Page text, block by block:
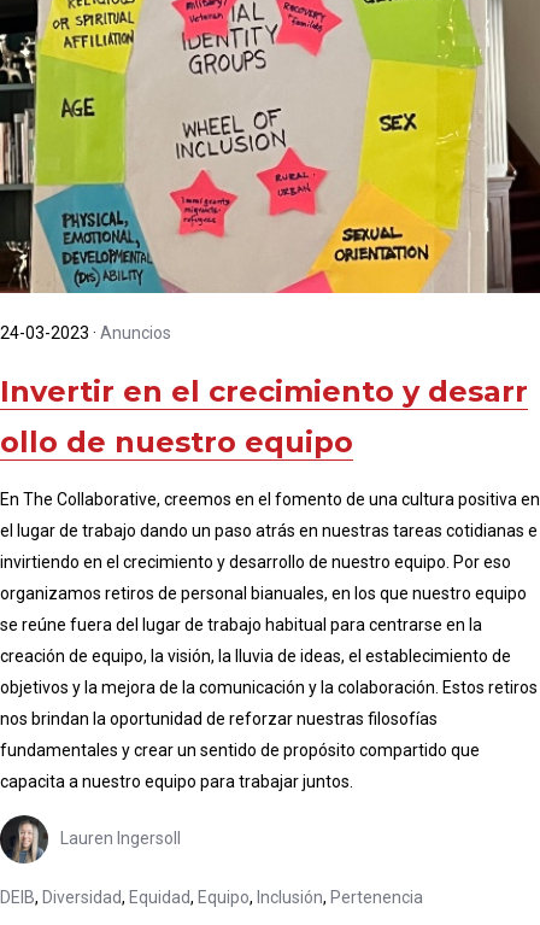
24-03-2023 · Anuncios
Invertir en el crecimiento y desarr
ollo de nuestro equipo
En The Collaborative, creemos en el fomento de una cultura positiva en
el lugar de trabajo dando un paso atrás en nuestras tareas cotidianas e
invirtiendo en el crecimiento y desarrollo de nuestro equipo. Por eso
organizamos retiros de personal bianuales, en los que nuestro equipo
se reúne fuera del lugar de trabajo habitual para centrarse en la
creación de equipo, la visión, la lluvia de ideas, el establecimiento de
objetivos y la mejora de la comunicación y la colaboración. Estos retiros
nos brindan la oportunidad de reforzar nuestras filosofías
fundamentales y crear un sentido de propósito compartido que
capacita a nuestro equipo para trabajar juntos.
Lauren Ingersoll
DEIB, Diversidad, Equidad, Equipo, Inclusión, Pertenencia